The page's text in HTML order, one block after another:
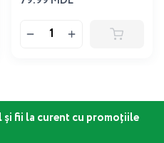
fii la curent cu promoțiile